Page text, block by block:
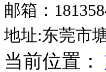
邮箱：
地址:东莞市
当前位置：